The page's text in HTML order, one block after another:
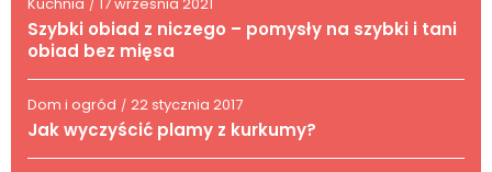
Kuchnia / 17 września 2021
Szybki obiad z niczego – pomysły na szybki i tani
obiad bez mięsa
Dom i ogród / 22 stycznia 2017
Jak wyczyścić plamy z kurkumy?